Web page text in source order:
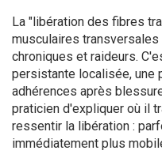
La "libération des fibres
musculaires
chroniques et raideurs.
persistante localisée, une
adhérences après
praticien d'expliquer où il
ressentir la libération :
immédiatement plus